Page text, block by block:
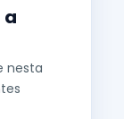
a
nesta